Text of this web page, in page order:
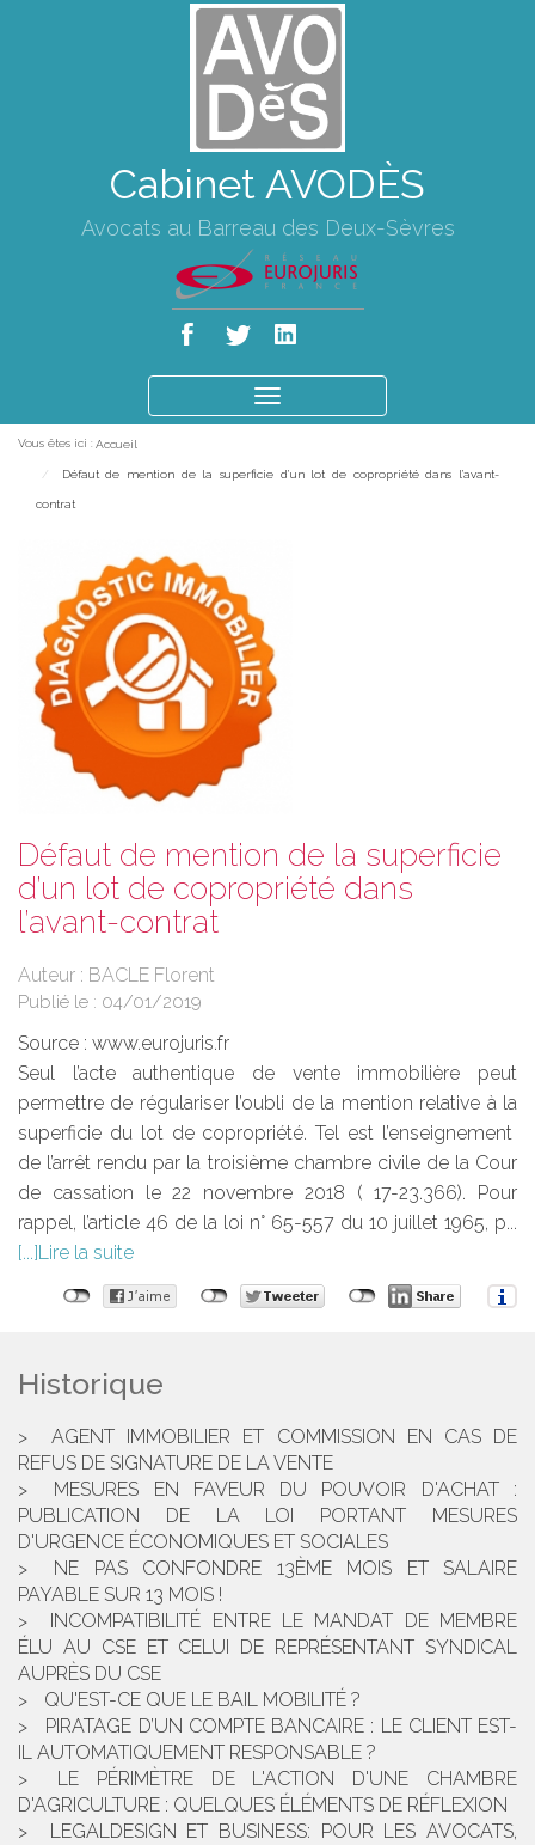
Cabinet AVODÈS
Avocats au Barreau des Deux-Sèvres
le
Vous êtes ici : Accueil
Défaut de mention de la superficie d’un lot de copropriété dans l’avant-
contrat
Défaut de mention de la superficie
d’un lot de copropriété dans
l’avant-contrat
Auteur : BACLE Florent
Publié le : 04/01/2019
Source : www.eurojuris.fr
Seul l’acte authentique de vente immobilière peut
permettre de régulariser l’oubli de la mention relative à la
superficie du lot de copropriété. Tel est l’enseignement
de l’arrêt rendu par la troisième chambre civile de la Cour
de cassation le 22 novembre 2018 ( 17-23.366). Pour
rappel, l’article 46 de la loi n° 65-557 du 10 juillet 1965, p...
Lire la suite
Historique
AGENT IMMOBILIER ET COMMISSION EN CAS DE
REFUS DE SIGNATURE DE LA VENTE
MESURES EN FAVEUR DU POUVOIR D'ACHAT :
PUBLICATION DE LA LOI PORTANT MESURES
D'URGENCE ÉCONOMIQUES ET SOCIALES
NE PAS CONFONDRE 13ÈME MOIS ET SALAIRE
PAYABLE SUR 13 MOIS !
INCOMPATIBILITÉ ENTRE LE MANDAT DE MEMBRE
ÉLU AU CSE ET CELUI DE REPRÉSENTANT SYNDICAL
AUPRÈS DU CSE
QU'EST-CE QUE LE BAIL MOBILITÉ ?
PIRATAGE D’UN COMPTE BANCAIRE : LE CLIENT EST-
IL AUTOMATIQUEMENT RESPONSABLE ?
LE PÉRIMÈTRE DE L'ACTION D'UNE CHAMBRE
D'AGRICULTURE : QUELQUES ÉLÉMENTS DE RÉFLEXION
LEGALDESIGN ET BUSINESS: POUR LES AVOCATS,